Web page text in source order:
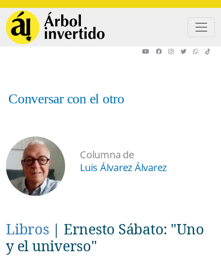
Conversar con el otro
Columna de
Luis Álvarez Álvarez
Libros | Ernesto Sábato: "Uno
y el universo"